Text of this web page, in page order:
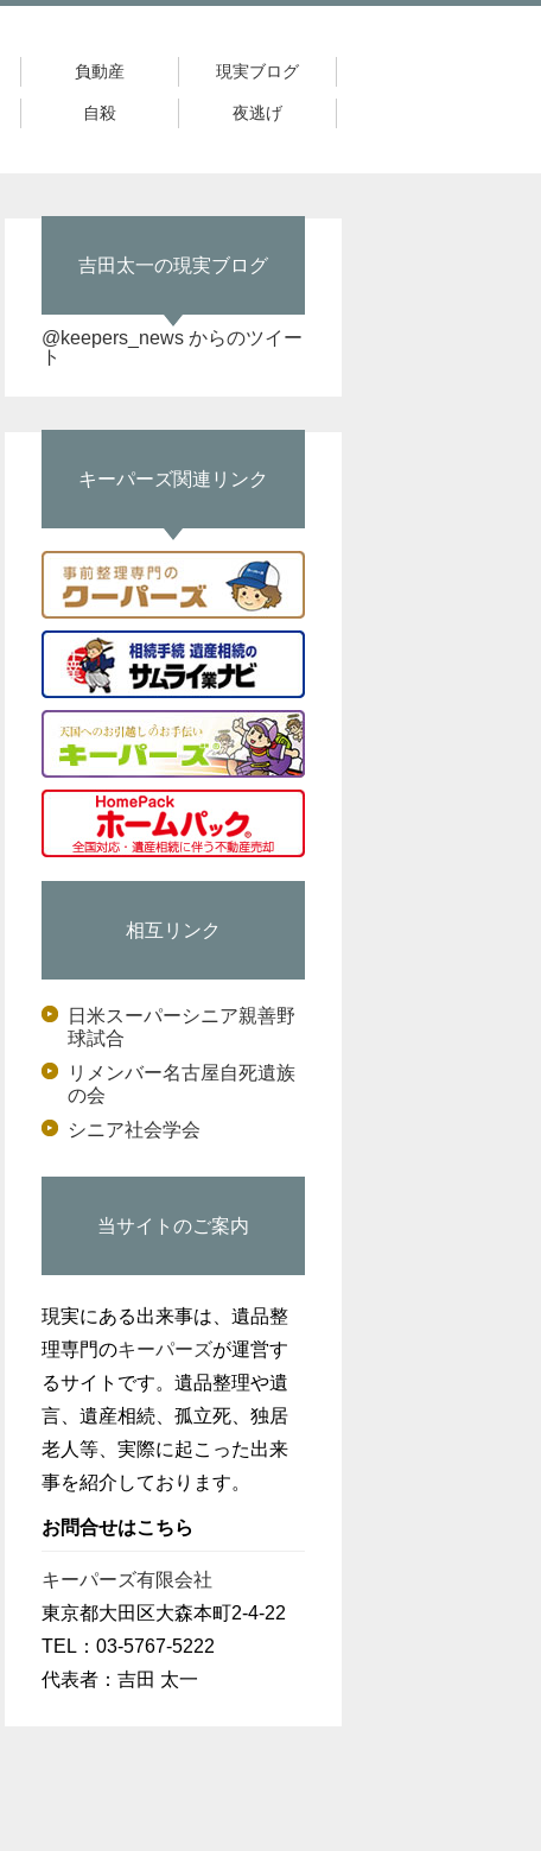
負動産 現実ブログ
自殺 夜逃げ
吉田太一の現実ブログ
@keepers_news からのツイー
ト
キーパーズ関連リンク
相互リンク
日米スーパーシニア親善野
球試合
リメンバー名古屋自死遺族
の会
シニア社会学会
当サイトのご案内
現実にある出来事は、遺品整
理専門のキーパーズが運営す
るサイトです。遺品整理や遺
言、遺産相続、孤立死、独居
老人等、実際に起こった出来
事を紹介しております。
お問合せはこちら
キーパーズ有限会社
東京都大田区大森本町2-4-22
TEL：03-5767-5222
代表者：吉田 太一